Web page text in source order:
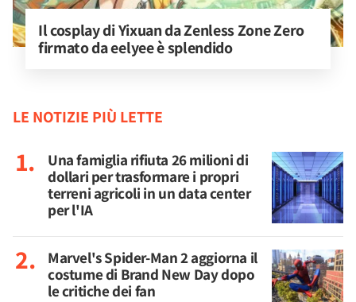
Il cosplay di Yixuan da Zenless Zone Zero
firmato da eelyee è splendido
LE NOTIZIE PIÙ LETTE
Una famiglia rifiuta 26 milioni di
dollari per trasformare i propri
terreni agricoli in un data center
per l'IA
Marvel's Spider-Man 2 aggiorna il
costume di Brand New Day dopo
le critiche dei fan